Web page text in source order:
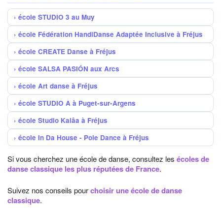
école STUDIO 3 au Muy
école Fédération HandiDanse Adaptée Inclusive à Fréjus
école CREATE Danse à Fréjus
école SALSA PASIÓN aux Arcs
école Art danse à Fréjus
école STUDIO A à Puget-sur-Argens
école Studio Kalâa à Fréjus
école In Da House - Pole Dance à Fréjus
Si vous cherchez une école de danse, consultez les écoles de
danse classique les plus réputées de France.
Suivez nos conseils pourchoisir une école de danse
classique.